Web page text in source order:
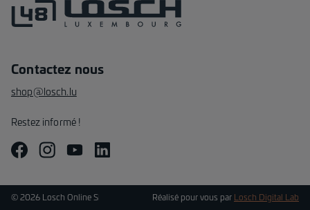
Contactez nous
shop@losch.lu
Restez informé !
© 2026 Losch Online Shop Tous les droits réservés.
Réalisé pour vous par Losch Digital Lab